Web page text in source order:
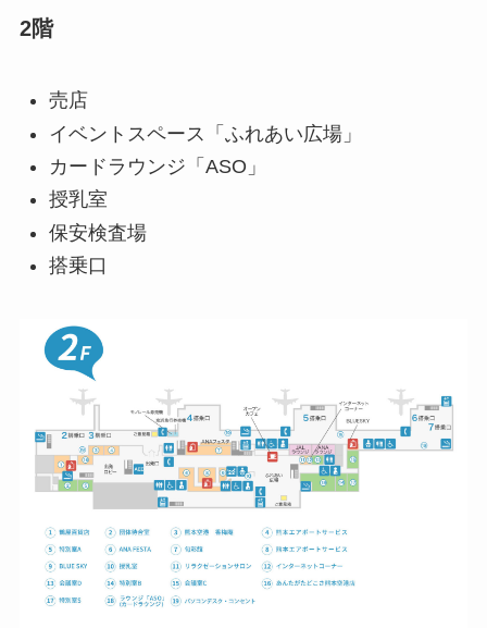
2階
売店
イベントスペース「ふれあい広場」
カードラウンジ「ASO」
授乳室
保安検査場
搭乗口